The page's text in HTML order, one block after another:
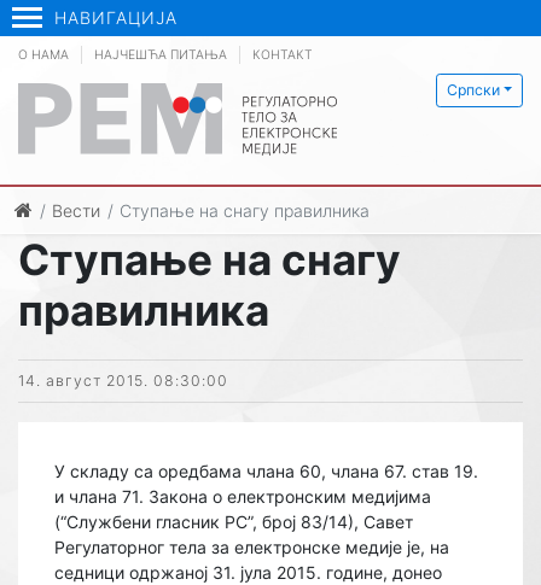
НАВИГАЦИЈА
Српски
О НАМА НАЈЧЕШЋА ПИТАЊА КОНТАКТ
Вести Ступање на снагу правилника
Ступање на снагу
правилника
14. август 2015. 08:30:00
У складу са оредбама члана 60, члана 67. став 19.
и члана 71. Закона о електронским медијима
(“Службени гласник РС”, број 83/14), Савет
Регулаторног тела за електронске медије је, на
седници одржаној 31. јула 2015. године, донео